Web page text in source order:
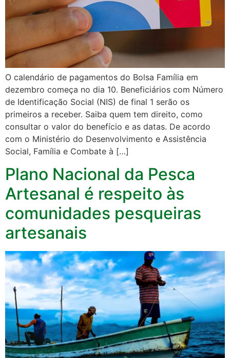
O calendário de pagamentos do Bolsa Família em
dezembro começa no dia 10. Beneficiários com Número
de Identificação Social (NIS) de final 1 serão os
primeiros a receber. Saiba quem tem direito, como
consultar o valor do benefício e as datas. De acordo
com o Ministério do Desenvolvimento e Assistência
Social, Família e Combate à […]
Plano Nacional da Pesca
Artesanal é respeito às
comunidades pesqueiras
artesanais